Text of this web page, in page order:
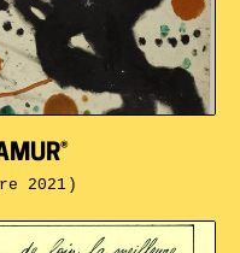
2021)